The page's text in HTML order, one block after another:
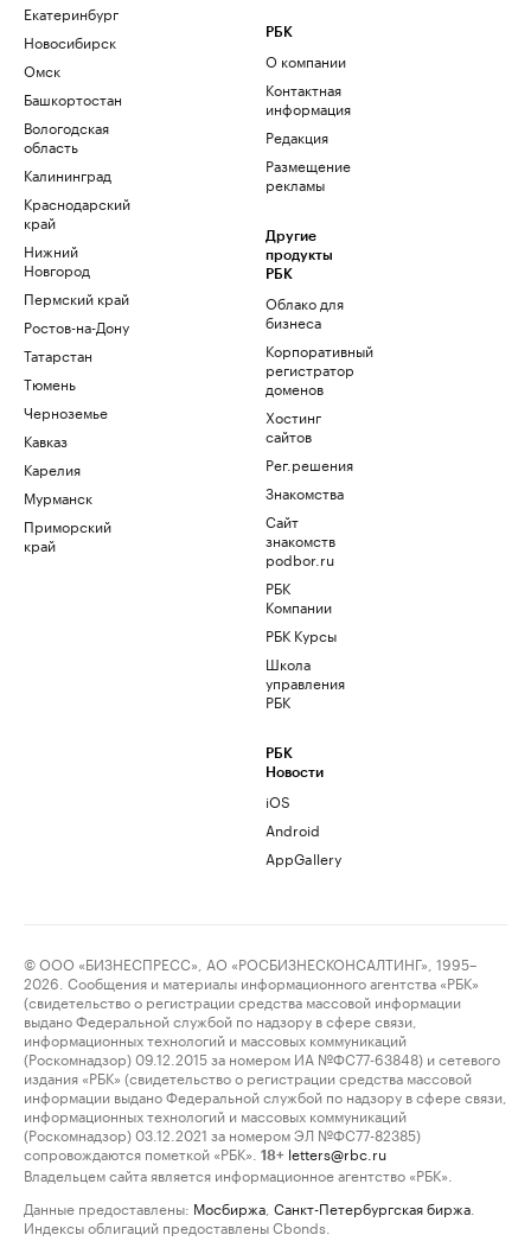
Екатеринбург
Новосибирск
Омск
Башкортостан
Вологодская
область
Калининград
Краснодарский
край
Нижний
Новгород
Пермский край
Ростов-на-Дону
Татарстан
Тюмень
Черноземье
Кавказ
Карелия
Мурманск
Приморский
край
РБК
О компании
Контактная
информация
Редакция
Размещение
рекламы
Другие
продукты
РБК
Облако для
бизнеса
Корпоративный
регистратор
доменов
Хостинг
сайтов
Рег.решения
Знакомства
Сайт
знакомств
podbor.ru
РБК
Компании
РБК Курсы
Школа
управления
РБК
РБК
Новости
iOS
Android
AppGallery
© ООО «БИЗНЕСПРЕСС», АО «РОСБИЗНЕСКОНСАЛТИНГ», 1995–
2026. Сообщения и материалы информационного агентства «РБК»
(свидетельство о регистрации средства массовой информации
выдано Федеральной службой по надзору в сфере связи,
информационных технологий и массовых коммуникаций
(Роскомнадзор) 09.12.2015 за номером ИА №ФС77-63848) и сетевого
издания «РБК» (свидетельство о регистрации средства массовой
информации выдано Федеральной службой по надзору в сфере связи,
информационных технологий и массовых коммуникаций
(Роскомнадзор) 03.12.2021 за номером ЭЛ №ФС77-82385)
сопровождаются пометкой «РБК».
18+ letters@rbc.ru
Владельцем сайта является информационное агентство «РБК».
Данные предоставлены: Мосбиржа Санкт-Петербургская биржа
Индексы облигаций предоставлены Cbonds.